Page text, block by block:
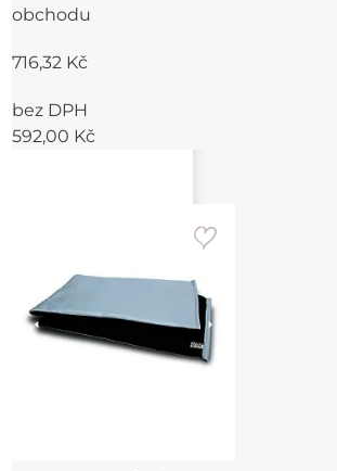
obchodu
716,32 Kč
bez DPH
592,00 Kč